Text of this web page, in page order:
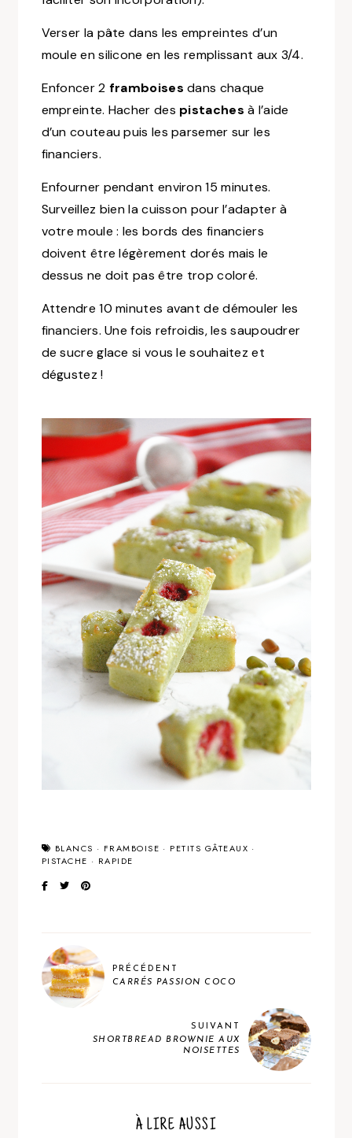
Verser la pâte dans les empreintes d’un
moule en silicone en les remplissant aux 3/4.
Enfoncer 2 framboisesdans chaque
empreinte. Hacher des pistachesà l’aide
d’un couteau puis les parsemer sur les
financiers.
Enfourner pendant environ 15 minutes.
Surveillez bien la cuisson pour l’adapter à
votre moule : les bords des financiers
doivent être légèrement dorés mais le
dessus ne doit pas être trop coloré.
Attendre 10 minutes avant de démouler les
financiers. Une fois refroidis, les saupoudrer
de sucre glace si vous le souhaitez et
dégustez !
BLANCS · FRAMBOISE · PETITS GÂTEAUX ·
PISTACHE · RAPIDE
PRÉCÉDENT
CARRÉS PASSION COCO
SUIVANT
SHORTBREAD BROWNIE AUX
NOISETTES
À LIRE AUSSI